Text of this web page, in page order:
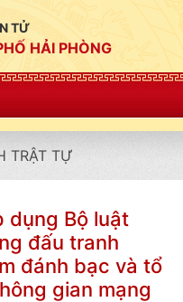
TỬ
HẢI PHÒNG
TRẬT TỰ
dụng Bộ luật
đấu tranh
đánh bạc và tổ
gian mạng